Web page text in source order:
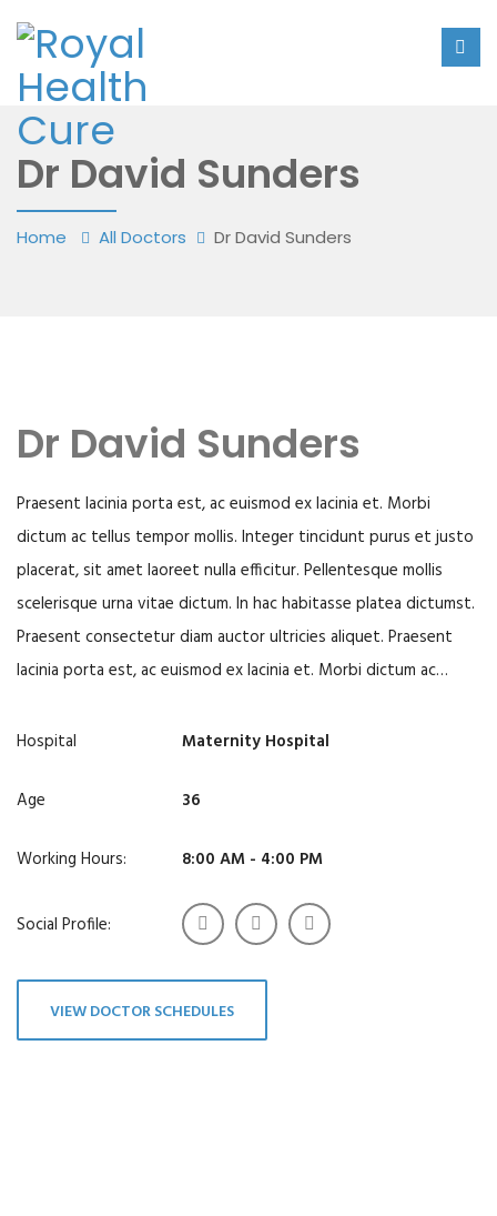
Dr David Sunders
Home All Doctors Dr David Sunders
Dr David Sunders
Praesent lacinia porta est, ac euismod ex lacinia et. Morbi
dictum ac tellus tempor mollis. Integer tincidunt purus et justo
placerat, sit amet laoreet nulla efficitur. Pellentesque mollis
scelerisque urna vitae dictum. In hac habitasse platea dictumst.
Praesent consectetur diam auctor ultricies aliquet. Praesent
lacinia porta est, ac euismod ex lacinia et. Morbi dictum ac…
Hospital Maternity Hospital
Age 36
Working Hours: 8:00 AM - 4:00 PM
Social Profile:
VIEW DOCTOR SCHEDULES